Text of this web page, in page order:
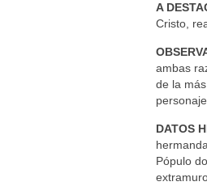
A
Cristo,
ambas
de la
DATOS
Pópulo